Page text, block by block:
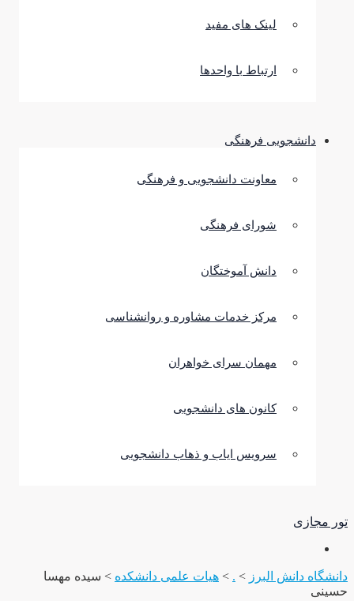
لینک های مفید
ارتباط با واحدها
دانشجویی فرهنگی
معاونت دانشجویی و فرهنگی
شورای فرهنگی
دانش آموختگان
مرکز خدمات مشاوره و روانشناسی
مهمان سرای خواهران
کانون های دانشجویی
سرویس ایاب و ذهاب دانشجویی
تور مجازی
دانشگاه دانش البرز >
.
> هیات علمی دانشکده > سیده مهسا
حسینی